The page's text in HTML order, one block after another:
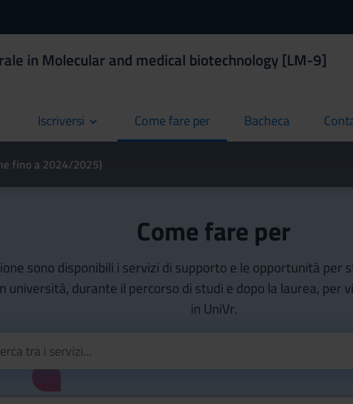
in Molecular and medical biotechnology [LM-9]
Iscriversi Come fare per
current Bacheca
current
fino a 2024/2025)
Come fare per
sono disponibili i servizi di supporto e le opportunità per
università, durante il percorso di studi e dopo la laurea, per
in UniVr.